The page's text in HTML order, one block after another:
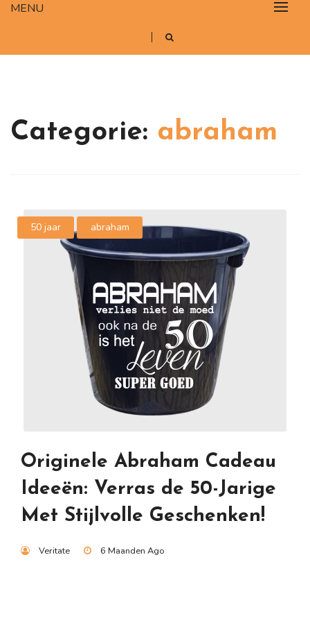
MENU
Categorie: abraham
50 jaar abraham
Originele Abraham Cadeau
Ideeën: Verras de 50-Jarige
Met Stijlvolle Geschenken!
Veritate 6 Maanden Ago